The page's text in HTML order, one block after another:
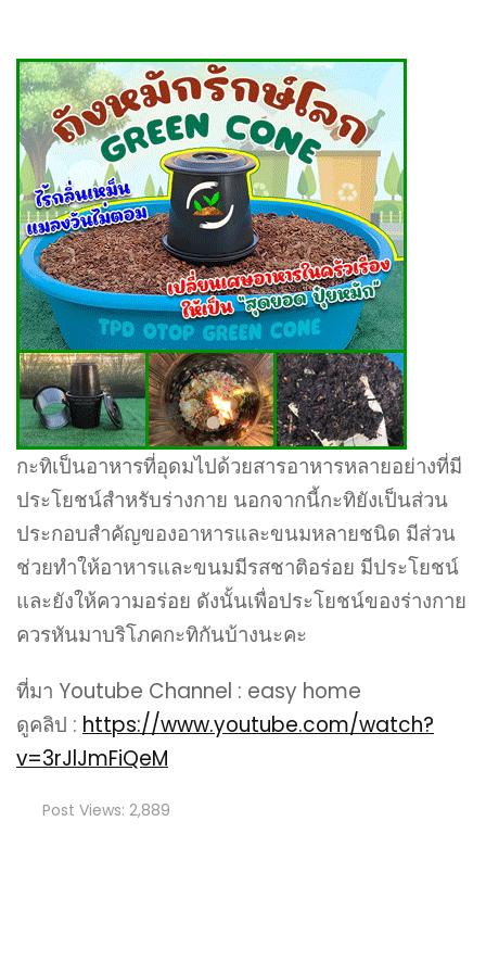
กะทิเป็นอาหารที่อุดมไปด้วยสารอาหารหลายอย่างที่มี
ประโยชน์สำหรับร่างกาย นอกจากนี้กะทิยังเป็นส่วน
ประกอบสำคัญของอาหารและขนมหลายชนิด มีส่วน
ช่วยทำให้อาหารและขนมมีรสชาติอร่อย มีประโยชน์
และยังให้ความอร่อย ดังนั้นเพื่อประโยชน์ของร่างกาย
ควรหันมาบริโภคกะทิกันบ้างนะคะ
ที่มา Youtube Channel : easy home
ดูคลิป : https://www.youtube.com/watch?
v=3rJlJmFiQeM
Post Views: 2,889